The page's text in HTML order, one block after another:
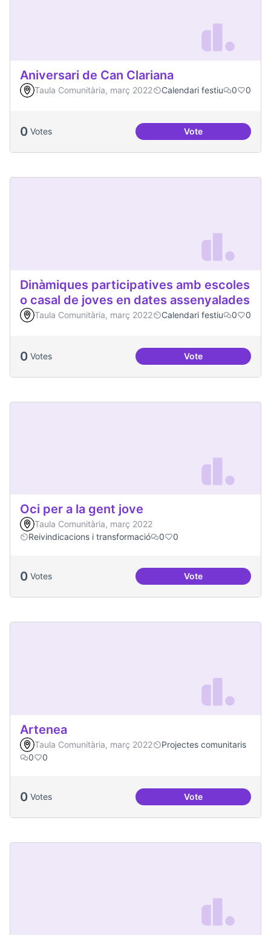
Aniversari de Can Clariana
Taula Comunitària, març 2022 Calendari festiu 0 0
0 Votes VoteAniversari de Can
Dinàmiques participatives amb escoles
o casal de joves en dates assenyalades
Taula Comunitària, març 2022 Calendari festiu 0 0
0 Votes VoteDinàmiques
Oci per a la gent jove
Taula Comunitària, març 2022
Reivindicacions i transformació
0 0
0 Votes VoteOci per a la gent
Artenea
Taula Comunitària, març 2022
Projectes comunitaris
0
0
0 Votes VoteArtenea